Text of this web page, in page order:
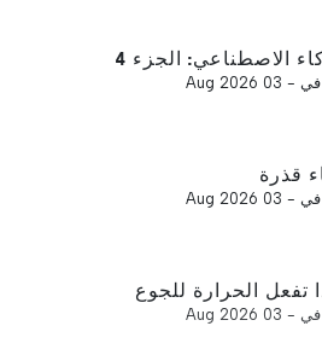
الاصطناعي: الجزء 4
في - 03 Aug 2026
قذرة
في - 03 Aug 2026
تفعل الحرارة للجوع
في - 03 Aug 2026